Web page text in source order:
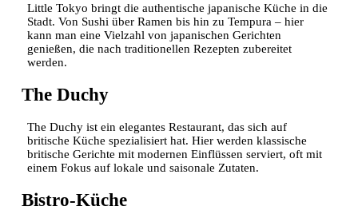
Little Tokyo bringt die authentische japanische Küche in die
Stadt. Von Sushi über Ramen bis hin zu Tempura – hier
kann man eine Vielzahl von japanischen Gerichten
genießen, die nach traditionellen Rezepten zubereitet
werden.
The Duchy
The Duchy ist ein elegantes Restaurant, das sich auf
britische Küche spezialisiert hat. Hier werden klassische
britische Gerichte mit modernen Einflüssen serviert, oft mit
einem Fokus auf lokale und saisonale Zutaten.
Bistro-Küche